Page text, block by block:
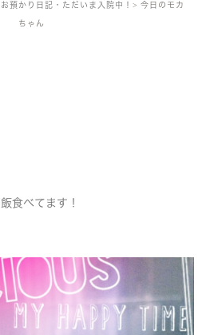
お預かり日記・ただいま入院中！ 今日のモカ
ちゃん
食べてます！